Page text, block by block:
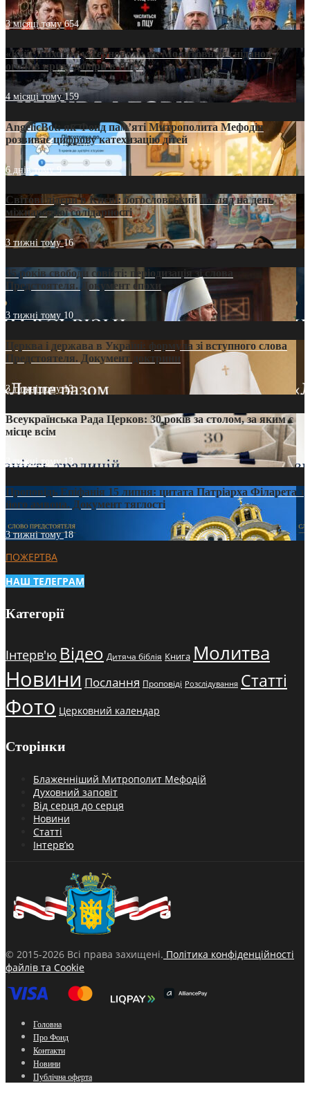
3 місяці тому654
«Кейс Тихона» у Тернополі: як Молитовний сніданок
оголив кризу довіри в ПЦУ
4 місяці тому159
AngelicBot: як Фонд пам’яті Митрополита Мефодія
розвиває цифрову катехизацію дітей
6 днів тому9
Світові лідери в Києві: богословський погляд на день
міжнародної солідарності
3 тижні тому16
35 років свободи совісті: періодизація зі слова
Предстоятеля. Документ епохи
3 тижні тому 10
Церква і держава в Україні: формула зі вступного слова
Предстоятеля. Документ доктрини
3 тижні тому13
Всеукраїнська Рада Церков: 30 років за столом, за яким є
місце всім
3 тижні тому13
Проповідь Епіфанія 15 липня: цитата Патріарха Філарета з
його амвона. Документ тяглості
3 тижні тому18
ПОЖЕРТВА
НАШ ТЕЛЕГРАМ
Категорії
Інтерв'ю Відео Дитяча біблія Книга Молитва
Новини Послання Проповіді Розслідування Статті
Фото Церковний календар
Сторінки
Блаженніший Митрополит Мефодій
Духовний заповіт
Від серця до серця
Новини
Статті
Інтерв’ю
© 2015-2026 Всі права захищені. Політика конфіденційності
файлів та Cookie
Головна
Про Фонд
Контакти
Новини
Публічна оферта